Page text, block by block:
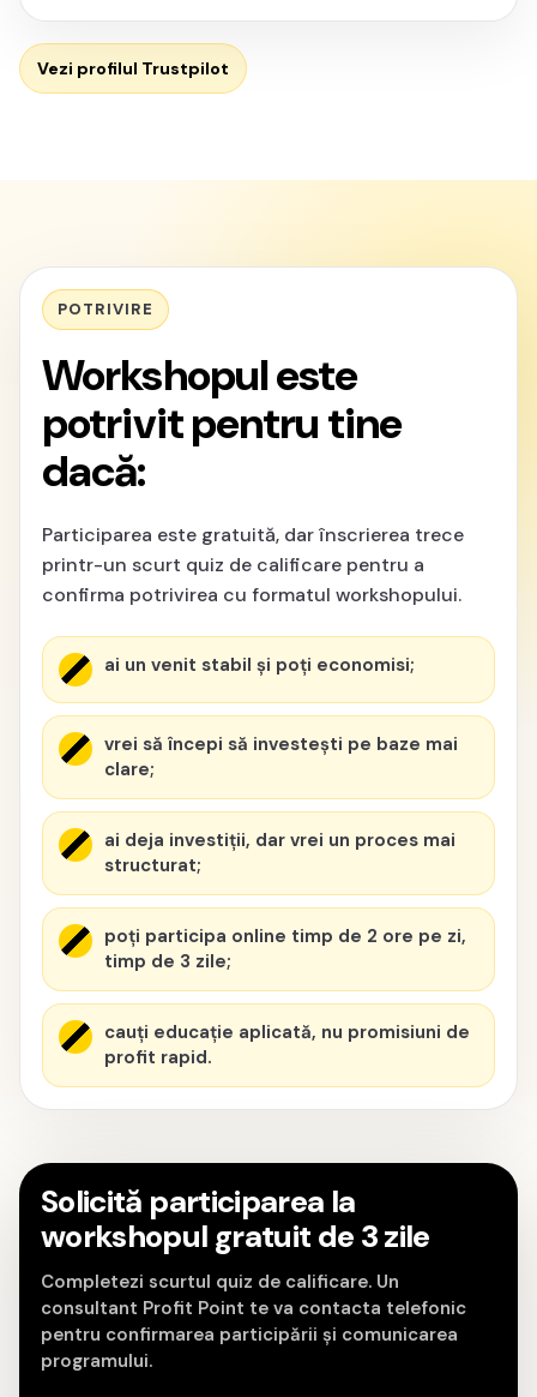
Vezi profilul Trustpilot
POTRIVIRE
Workshopul este
potrivit pentru tine
dacă:
Participarea este gratuită, dar înscrierea trece
printr-un scurt quiz de calificare pentru a
confirma potrivirea cu formatul workshopului.
ai un venit stabil și poți economisi;
vrei să începi să investești pe baze mai
clare;
ai deja investiții, dar vrei un proces mai
structurat;
poți participa online timp de 2 ore pe zi,
timp de 3 zile;
cauți educație aplicată, nu promisiuni de
profit rapid.
Solicită participarea la
workshopul gratuit de 3 zile
Completezi scurtul quiz de calificare. Un
consultant Profit Point te va contacta telefonic
pentru confirmarea participării și comunicarea
programului.